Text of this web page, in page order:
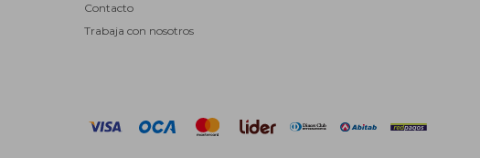
Contacto
Trabaja con nosotros